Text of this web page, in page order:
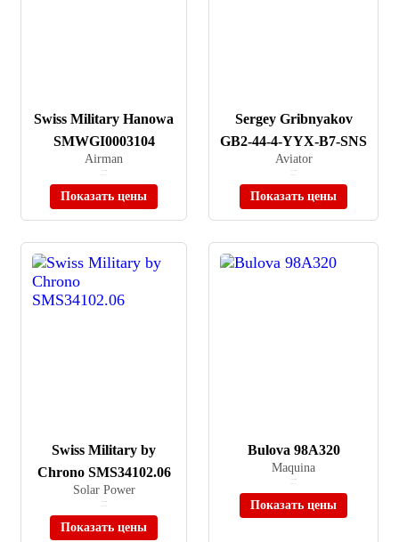
Swiss Military Hanowa
SMWGI0003104
Airman
Показать цены
Sergey Gribnyakov
GB2-44-4-YYX-B7-SNS
Aviator
Показать цены
Swiss Military by
Chrono SMS34102.06
Solar Power
Показать цены
Bulova 98A320
Maquina
Показать цены